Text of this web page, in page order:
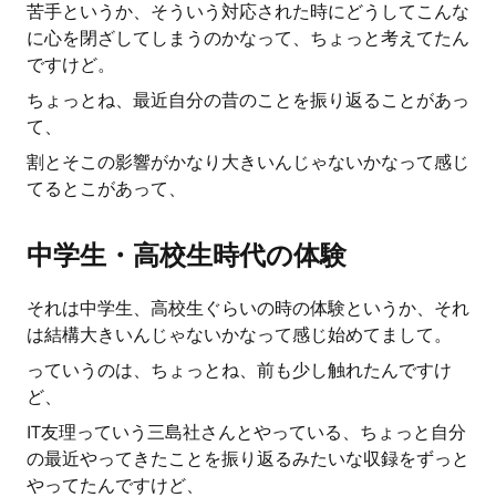
苦手というか、そういう対応された時にどうしてこんな
に心を閉ざしてしまうのかなって、ちょっと考えてたん
ですけど。
ちょっとね、最近自分の昔のことを振り返ることがあっ
て、
割とそこの影響がかなり大きいんじゃないかなって感じ
てるとこがあって、
中学生・高校生時代の体験
それは中学生、高校生ぐらいの時の体験というか、それ
は結構大きいんじゃないかなって感じ始めてまして。
っていうのは、ちょっとね、前も少し触れたんですけ
ど、
IT友理っていう三島社さんとやっている、ちょっと自分
の最近やってきたことを振り返るみたいな収録をずっと
やってたんですけど、